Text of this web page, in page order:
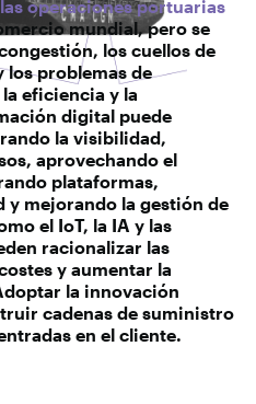
operaciones portuarias
mundial, pero se
los cuellos de
los problemas de
eficiencia y la
digital puede
la visibilidad,
aprovechando el
plataformas,
y mejorando la gestión de
el IoT, la IA y las
racionalizar las
y aumentar la
la innovación
cadenas de suministro
en el cliente.